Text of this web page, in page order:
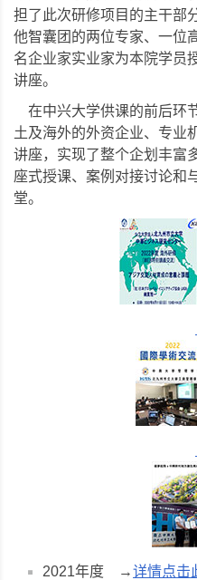
担了此次研修项目的主干部
他智囊团的两位专家、一位
名企业家实业家为本院学员
讲座。
在中兴大学供课的前后环
土及海外的外资企业、专业
讲座，实现了整个企划丰富
座式授课、案例对接讨论和
堂。
2021年度 →详情点击